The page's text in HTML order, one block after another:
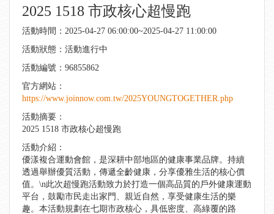
2025 1518 市政核心超慢跑
活動時間：2025-04-27 06:00:00~2025-04-27 11:00:00
活動狀態：活動進行中
活動編號：96855862
官方網站：
https://www.joinnow.com.tw/2025YOUNGTOGETHER.php
活動摘要：
2025 1518 市政核心超慢跑
活動介紹：
優漾複合運動會館，是深耕中部地區的健康事業品牌。持續
透過舉辦優質活動，傳遞全齡健康，分享優雅生活的核心價
值。\n此次超慢跑活動致力於打造一個高品質的戶外健康運動
平台，鼓勵市民走出家門、親近自然，享受健康生活的樂
趣。本活動規劃在七期市政核心，具低密度、高綠覆的路